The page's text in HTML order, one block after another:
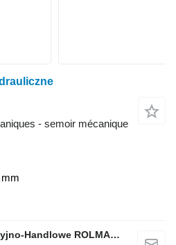
- semoir mécanique
mm
Przedsiębiorstwo Produkcyjno-Handlowe ROLMAPOL Marcin Dziekan